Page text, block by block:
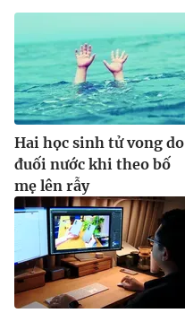
Hai học sinh tử vong do
đuối nước khi theo bố
mẹ lên rẫy